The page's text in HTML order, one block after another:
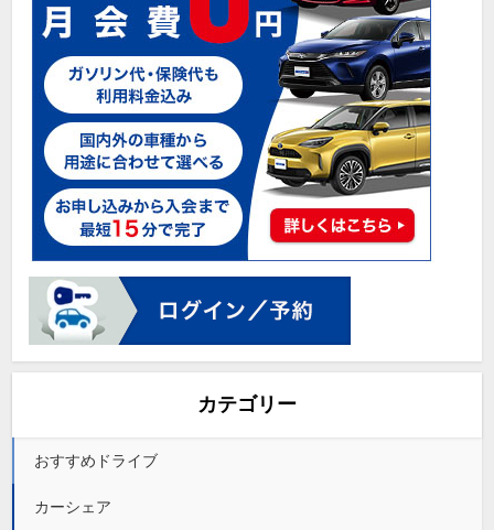
カテゴリー
おすすめドライブ
カーシェア